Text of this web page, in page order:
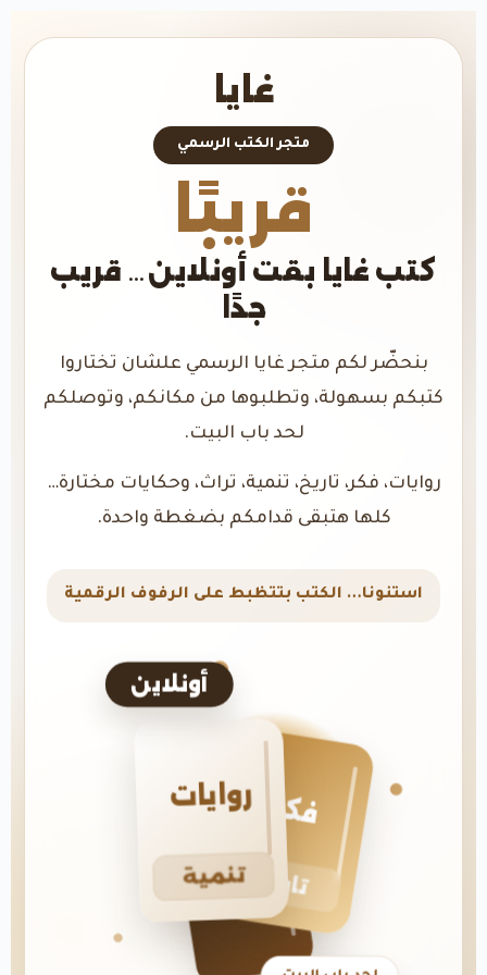
غايا
متجر الكتب الرسمي
قريبًا
كتب غايا بقت أونلاين… قريب
جدًا
بنحضّر لكم متجر غايا الرسمي علشان تختاروا
كتبكم بسهولة، وتطلبوها من مكانكم، وتوصلكم
لحد باب البيت.
روايات، فكر، تاريخ، تنمية، تراث، وحكايات مختارة…
كلها هتبقى قدامكم بضغطة واحدة.
استنونا… الكتب بتتظبط على الرفوف الرقمية
أونلاين
فكر
تاريخ
روايات
تنمية